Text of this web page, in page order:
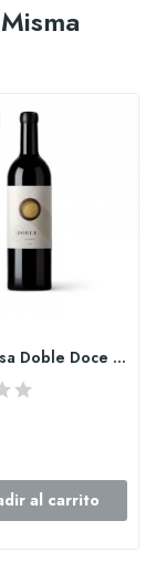
Doña Felisa Doble Doce tinto
al carrito